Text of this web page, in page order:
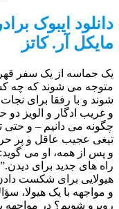
دانلود ایبوک
مایکل آر. کاتز
یک حماسه از یک سفر
متوجه می شوند که چه
شوند و با رفقا برای
و غریب ادگار و الویز دو
چگونه می دانیم – و حتی
تیغی عجیب عاقل و پر
و پس از همه، او می گوید:
راه های جدید برای
هیولایی برای شکست
و مواجهه با یک هیولا،
روبرو شویم؟ در مواجهه